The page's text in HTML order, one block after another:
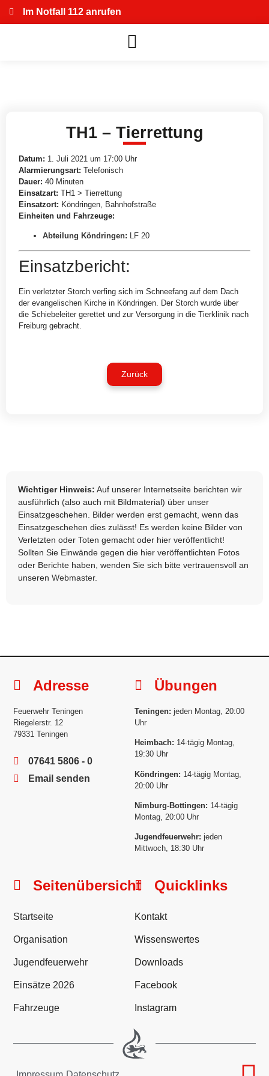
Im Notfall 112 anrufen
TH1 – Tierrettung
Datum: 1. Juli 2021 um 17:00 Uhr
Alarmierungsart: Telefonisch
Dauer: 40 Minuten
Einsatzart: TH1 > Tierrettung
Einsatzort: Köndringen, Bahnhofstraße
Einheiten und Fahrzeuge:
Abteilung Köndringen: LF 20
Einsatzbericht:
Ein verletzter Storch verfing sich im Schneefang auf dem Dach
der evangelischen Kirche in Köndringen. Der Storch wurde über
die Schiebeleiter gerettet und zur Versorgung in die Tierklinik nach
Freiburg gebracht.
Zurück
Wichtiger Hinweis: Auf unserer Internetseite berichten wir
ausführlich (also auch mit Bildmaterial) über unser
Einsatzgeschehen. Bilder werden erst gemacht, wenn das
Einsatzgeschehen dies zulässt! Es werden keine Bilder von
Verletzten oder Toten gemacht oder hier veröffentlicht!
Sollten Sie Einwände gegen die hier veröffentlichten Fotos
oder Berichte haben, wenden Sie sich bitte vertrauensvoll an
unseren Webmaster.
Adresse
Feuerwehr Teningen
Riegelerstr. 12
79331 Teningen
07641 5806 - 0
Email senden
Übungen
Teningen: jeden Montag, 20:00
Uhr
Heimbach: 14-tägig Montag,
19:30 Uhr
Köndringen: 14-tägig Montag,
20:00 Uhr
Nimburg-Bottingen: 14-tägig
Montag, 20:00 Uhr
Jugendfeuerwehr: jeden
Mittwoch, 18:30 Uhr
Seitenübersicht
Startseite
Organisation
Jugendfeuerwehr
Einsätze 2026
Fahrzeuge
Quicklinks
Kontakt
Wissenswertes
Downloads
Facebook
Instagram